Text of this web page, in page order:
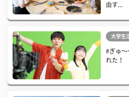
由す...
大学生
#ぎゅ〜
れた！